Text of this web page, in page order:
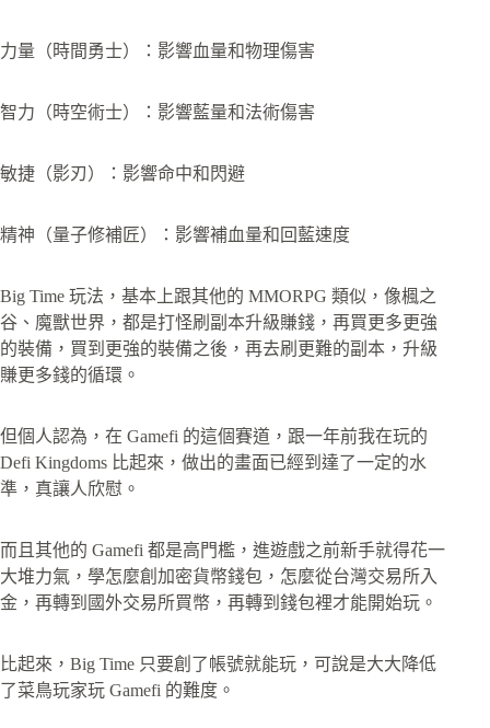
力量（時間勇士）：影響血量和物理傷害
智力（時空術士）：影響藍量和法術傷害
敏捷（影刃）：影響命中和閃避
精神（量子修補匠）：影響補血量和回藍速度
Big Time 玩法，基本上跟其他的 MMORPG 類似，像楓之
谷、魔獸世界，都是打怪刷副本升級賺錢，再買更多更強
的裝備，買到更強的裝備之後，再去刷更難的副本，升級
賺更多錢的循環。
但個人認為，在 Gamefi 的這個賽道，跟一年前我在玩的
Defi Kingdoms 比起來，做出的畫面已經到達了一定的水
準，真讓人欣慰。
而且其他的 Gamefi 都是高門檻，進遊戲之前新手就得花一
大堆力氣，學怎麼創加密貨幣錢包，怎麼從台灣交易所入
金，再轉到國外交易所買幣，再轉到錢包裡才能開始玩。
比起來，Big Time 只要創了帳號就能玩，可說是大大降低
了菜鳥玩家玩 Gamefi 的難度。